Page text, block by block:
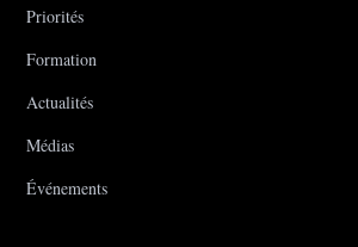
Priorités
Formation
Actualités
Médias
Événements